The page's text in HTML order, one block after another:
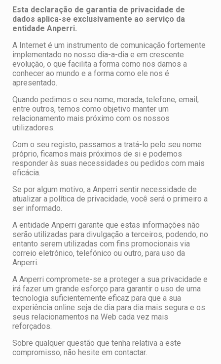
Esta declaração de garantia de privacidade de
dados aplica-se exclusivamente ao serviço da
entidade Anperri.
A Internet é um instrumento de comunicação fortemente
implementado no nosso dia-a-dia e em crescente
evolução, o que facilita a forma como nos damos a
conhecer ao mundo e a forma como ele nos é
apresentado.
Quando pedimos o seu nome, morada, telefone, email,
entre outros, temos como objetivo manter um
relacionamento mais próximo com os nossos
utilizadores.
Com o seu registo, passamos a tratá-lo pelo seu nome
próprio, ficamos mais próximos de si e podemos
responder às suas necessidades ou pedidos com mais
eficácia.
Se por algum motivo, a Anperri sentir necessidade de
atualizar a política de privacidade, você será o primeiro a
ser informado.
A entidade Anperri garante que estas informações não
serão utilizadas para divulgação a terceiros, podendo, no
entanto serem utilizadas com fins promocionais via
correio eletrónico, telefónico ou outro, para uso da
Anperri.
A Anperri compromete-se a proteger a sua privacidade e
irá fazer um grande esforço para garantir o uso de uma
tecnologia suficientemente eficaz para que a sua
experiência online seja de dia para dia mais segura e os
seus relacionamentos na Web cada vez mais
reforçados.
Sobre qualquer questão que tenha relativa a este
compromisso, não hesite em contactar.